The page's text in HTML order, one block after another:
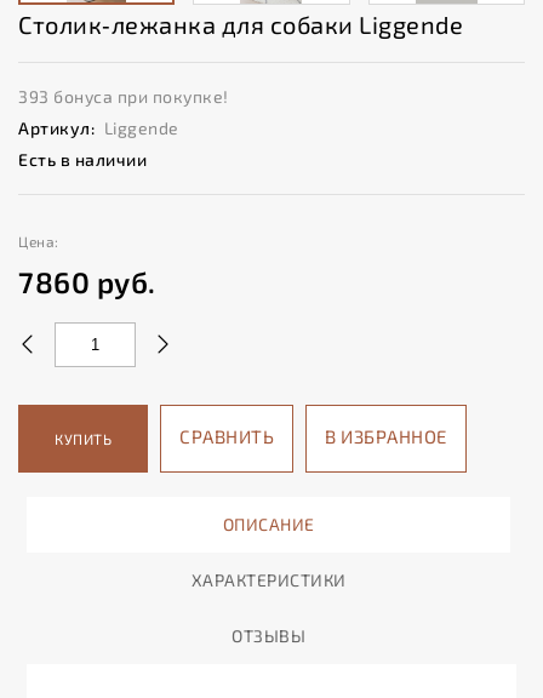
Столик‑лежанка для собаки Liggende
393 бонуса при покупке!
Артикул: Liggende
Есть в наличии
Цена:
7860 руб.
КУПИТЬ СРАВНИТЬ В ИЗБРАННОЕ
ОПИСАНИЕ
ХАРАКТЕРИСТИКИ
ОТЗЫВЫ